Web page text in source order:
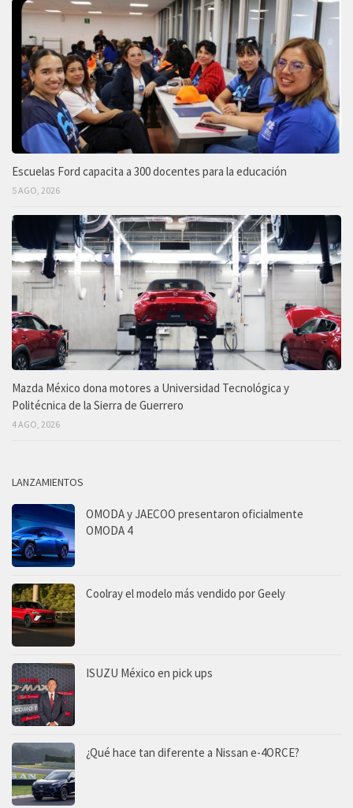
Escuelas Ford capacita a 300 docentes para la educación
5 AGO, 2026
Mazda México dona motores a Universidad Tecnológica y
Politécnica de la Sierra de Guerrero
4 AGO, 2026
LANZAMIENTOS
OMODA y JAECOO presentaron oficialmente
OMODA 4
Coolray el modelo más vendido por Geely
ISUZU México en pick ups
¿Qué hace tan diferente a Nissan e-4ORCE?